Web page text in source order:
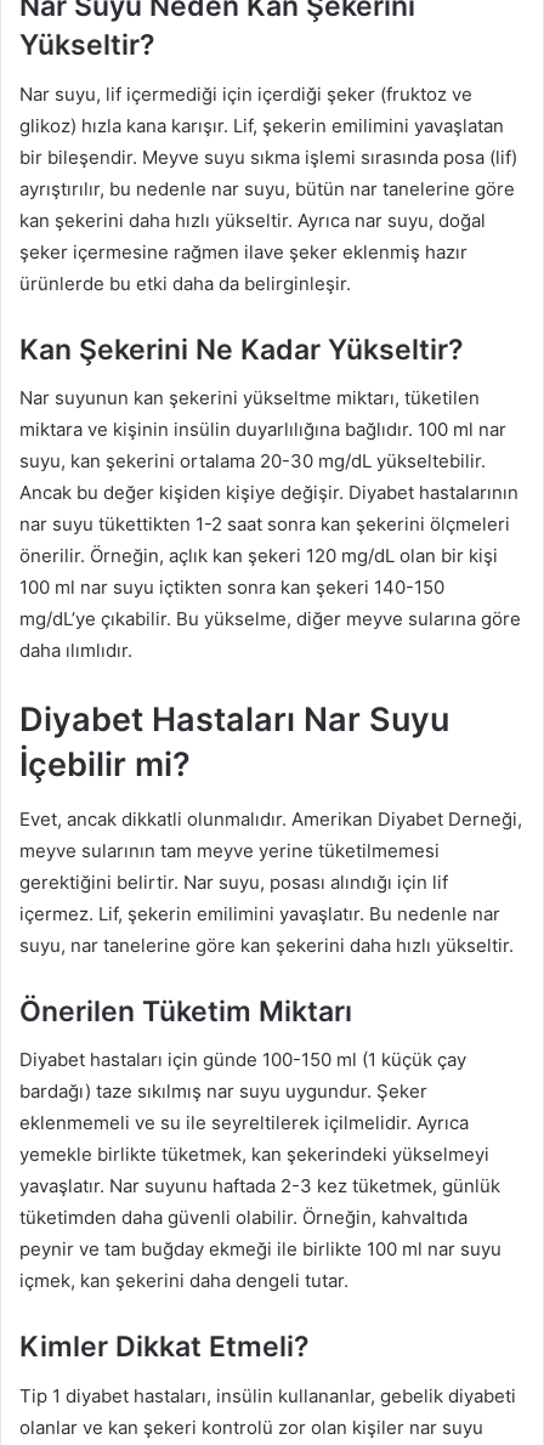
Yükseltir?
Nar suyu, lif içermediği için içerdiği şeker (fruktoz ve
glikoz) hızla kana karışır. Lif, şekerin emilimini yavaşlatan
bir bileşendir. Meyve suyu sıkma işlemi sırasında posa (lif)
ayrıştırılır, bu nedenle nar suyu, bütün nar tanelerine göre
kan şekerini daha hızlı yükseltir. Ayrıca nar suyu, doğal
şeker içermesine rağmen ilave şeker eklenmiş hazır
ürünlerde bu etki daha da belirginleşir.
Kan Şekerini Ne Kadar Yükseltir?
Nar suyunun kan şekerini yükseltme miktarı, tüketilen
miktara ve kişinin insülin duyarlılığına bağlıdır. 100 ml nar
suyu, kan şekerini ortalama 20-30 mg/dL yükseltebilir.
Ancak bu değer kişiden kişiye değişir. Diyabet hastalarının
nar suyu tükettikten 1-2 saat sonra kan şekerini ölçmeleri
önerilir. Örneğin, açlık kan şekeri 120 mg/dL olan bir kişi
100 ml nar suyu içtikten sonra kan şekeri 140-150
mg/dL’ye çıkabilir. Bu yükselme, diğer meyve sularına göre
daha ılımlıdır.
Diyabet Hastaları Nar Suyu
İçebilir mi?
Evet, ancak dikkatli olunmalıdır. Amerikan Diyabet Derneği,
meyve sularının tam meyve yerine tüketilmemesi
gerektiğini belirtir. Nar suyu, posası alındığı için lif
içermez. Lif, şekerin emilimini yavaşlatır. Bu nedenle nar
suyu, nar tanelerine göre kan şekerini daha hızlı yükseltir.
Önerilen Tüketim Miktarı
Diyabet hastaları için günde 100-150 ml (1 küçük çay
bardağı) taze sıkılmış nar suyu uygundur. Şeker
eklenmemeli ve su ile seyreltilerek içilmelidir. Ayrıca
yemekle birlikte tüketmek, kan şekerindeki yükselmeyi
yavaşlatır. Nar suyunu haftada 2-3 kez tüketmek, günlük
tüketimden daha güvenli olabilir. Örneğin, kahvaltıda
peynir ve tam buğday ekmeği ile birlikte 100 ml nar suyu
içmek, kan şekerini daha dengeli tutar.
Kimler Dikkat Etmeli?
Tip 1 diyabet hastaları, insülin kullananlar, gebelik diyabeti
olanlar ve kan şekeri kontrolü zor olan kişiler nar suyu